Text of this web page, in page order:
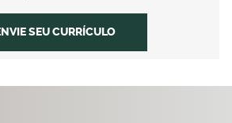
SEU CURRÍCULO